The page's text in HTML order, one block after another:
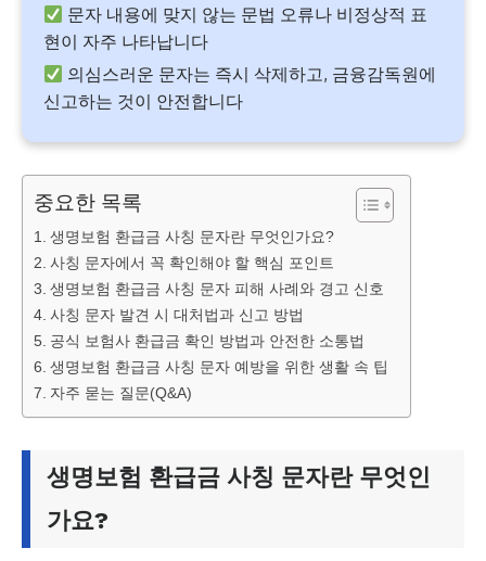
문자 내용에 맞지 않는 문법 오류나 비정상적 표
현이 자주 나타납니다
의심스러운 문자는 즉시 삭제하고, 금융감독원에
신고하는 것이 안전합니다
중요한 목록
생명보험 환급금 사칭 문자란 무엇인가요?
사칭 문자에서 꼭 확인해야 할 핵심 포인트
생명보험 환급금 사칭 문자 피해 사례와 경고 신호
사칭 문자 발견 시 대처법과 신고 방법
공식 보험사 환급금 확인 방법과 안전한 소통법
생명보험 환급금 사칭 문자 예방을 위한 생활 속 팁
자주 묻는 질문(Q&A)
생명보험 환급금 사칭 문자란 무엇인
가요?